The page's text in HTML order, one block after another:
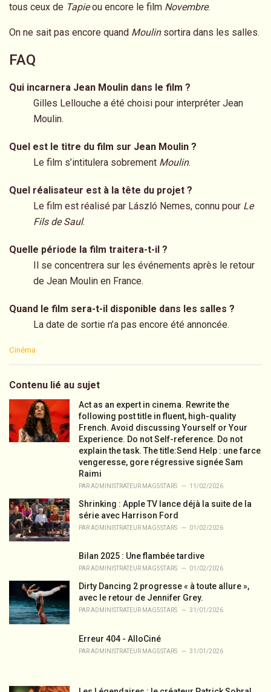
tous ceux de Tapieou encore le film Novembre.
On ne sait pas encore quand Moulinsortira dans les salles.
FAQ
Qui incarnera Jean Moulin dans le film ?
Gilles Lellouche a été choisi pour interpréter Jean
Moulin.
Quel est le titre du film sur Jean Moulin ?
Le film s’intitulera sobrement Moulin.
Quel réalisateur est à la tête du projet ?
Le film est réalisé par László Nemes, connu pour Le
Fils de Saul.
Quelle période la film traitera-t-il ?
Il se concentrera sur les événements après le retour
de Jean Moulin en France.
Quand le film sera-t-il disponible dans les salles ?
La date de sortie n’a pas encore été annoncée.
C
e
r
i
e
Cinéma
Contenu lié au sujet
Act as an expert in cinema. Rewrite the
following post title in fluent, high-quality
French. Avoid discussing Yourself or Your
Experience. Do not Self-reference. Do not
explain the task. The title:Send Help : une farce
vengeresse, gore régressive signée Sam
Raimi
PARADMINISTRATEUR MAG5STARS 11/02/2026
Shrinking : Apple TV lance déjà la suite de la
série avec Harrison Ford
PARADMINISTRATEUR MAG5STARS 01/02/2026
Bilan 2025 : Une flambée tardive
PARADMINISTRATEUR MAG5STARS 01/02/2026
Dirty Dancing 2 progresse « à toute allure »,
avec le retour de Jennifer Grey.
PARADMINISTRATEUR MAG5STARS 31/01/2026
Erreur 404 - AlloCiné
PARADMINISTRATEUR MAG5STARS 31/01/2026